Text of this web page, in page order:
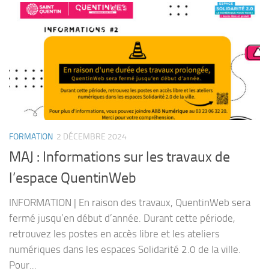
FORMATION 2 DÉCEMBRE 2024
MAJ : Informations sur les travaux de
l’espace QuentinWeb
INFORMATION | En raison des travaux, QuentinWeb sera
fermé jusqu’en début d’année. Durant cette période,
retrouvez les postes en accès libre et les ateliers
numériques dans les espaces Solidarité 2.0 de la ville.
Pour...